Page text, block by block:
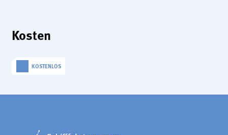
Kosten
KOSTENLOS